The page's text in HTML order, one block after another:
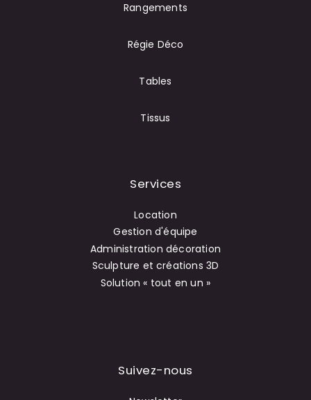
Rangements
Régie Déco
Tables
Tissus
Services
Location
Gestion d'équipe
Administration décoration
Sculpture et créations 3D
Solution « tout en un »
Suivez-nous